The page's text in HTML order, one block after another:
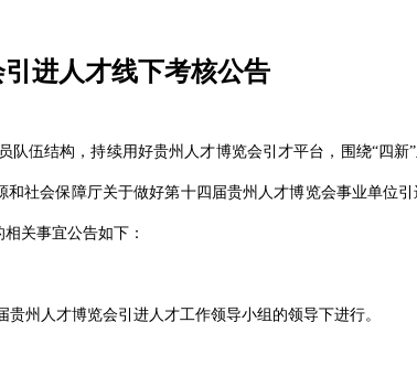
进人才线下考核公告
伍结构，持续用好贵州人才博览会引才平台，围绕“四
和社会保障厅关于做好第十四届贵州人才博览会事业单
关事宜公告如下：
州人才博览会引进人才工作领导小组的领导下进行。